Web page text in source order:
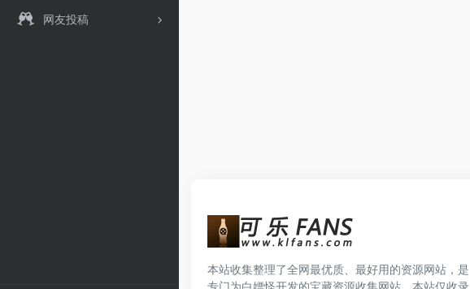
网友投稿
本站收集整理了全网最优质、最好用的资源网站，是
专门为白嫖怪开发的宝藏资源收集网站。本站仅收录